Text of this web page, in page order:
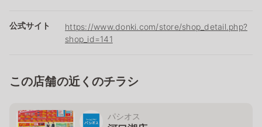
公式サイト
https://www.donki.com/store/shop_detail.php?
shop_id=141
この店舗の近くのチラシ
パシオス